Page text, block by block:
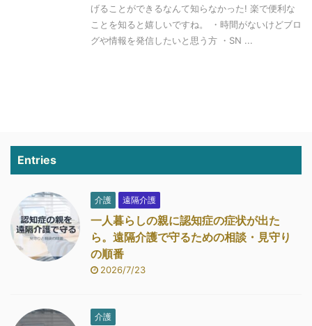
げることができるなんて知らなかった! 楽で便利な
ことを知ると嬉しいですね。 ・時間がないけどブロ
グや情報を発信したいと思う方 ・SN ...
Entries
介護 遠隔介護
一人暮らしの親に認知症の症状が出た
ら。遠隔介護で守るための相談・見守り
の順番
2026/7/23
介護